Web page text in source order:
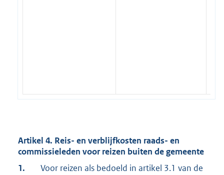
Artikel 4. Reis- en verblijfkosten raads- en
commissieleden voor reizen buiten de gemeente
1.
Voor reizen als bedoeld in artikel 3.1 van de